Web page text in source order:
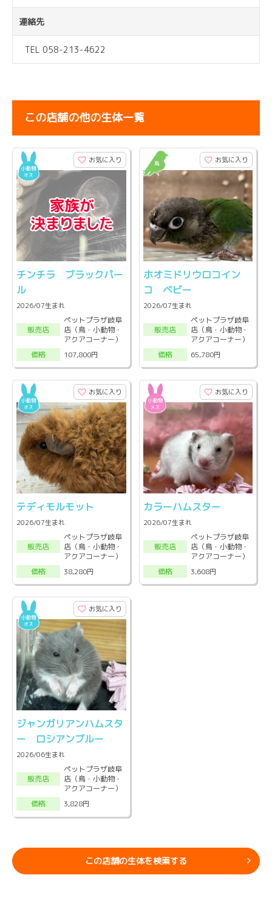
連絡先
TEL 058-213-4622
この店舗の他の生体一覧
お気に入り
チンチラ ブラックパー
ル
2026/07生まれ
販売店
ペットプラザ岐阜
店（鳥・小動物・
アクアコーナー）
価格
107,800円
お気に入り
ホオミドリウロコイン
コ ベビー
2026/07生まれ
販売店
ペットプラザ岐阜
店（鳥・小動物・
アクアコーナー）
価格
65,780円
お気に入り
テディモルモット
2026/07生まれ
販売店
ペットプラザ岐阜
店（鳥・小動物・
アクアコーナー）
価格
38,280円
お気に入り
カラーハムスター
2026/07生まれ
販売店
ペットプラザ岐阜
店（鳥・小動物・
アクアコーナー）
価格
3,608円
お気に入り
ジャンガリアンハムスタ
ー ロシアンブルー
2026/06生まれ
販売店
ペットプラザ岐阜
店（鳥・小動物・
アクアコーナー）
価格
3,828円
この店舗の生体を検索する